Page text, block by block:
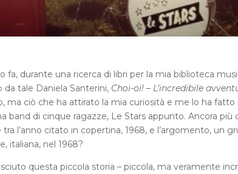
fa, durante una ricerca di libri per la mia biblioteca
da tale Daniela Santerini, Choi-oi! – L’incredibile
ma ciò che ha attirato la mia curiosità e me lo ha
band di cinque ragazze, Le Stars appunto. Ancora più
l’anno citato in copertina, 1968, e l’argomento, un
italiana, nel 1968?
questa piccola storia – piccola, ma veramente